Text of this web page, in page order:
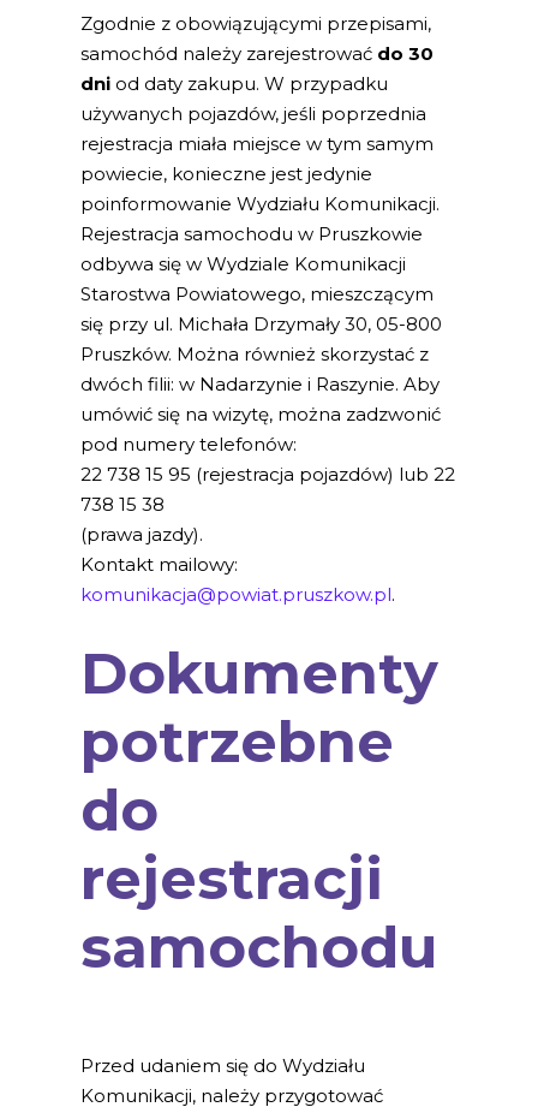
Zgodnie z obowiązującymi przepisami,
samochód należy zarejestrować do 30
dni od daty zakupu. W przypadku
używanych pojazdów, jeśli poprzednia
rejestracja miała miejsce w tym samym
powiecie, konieczne jest jedynie
poinformowanie Wydziału Komunikacji.
Rejestracja samochodu w Pruszkowie
odbywa się w Wydziale Komunikacji
Starostwa Powiatowego, mieszczącym
się przy ul. Michała Drzymały 30, 05-800
Pruszków. Można również skorzystać z
dwóch filii: w Nadarzynie i Raszynie. Aby
umówić się na wizytę, można zadzwonić
pod numery telefonów:
22 738 15 95 (rejestracja pojazdów) lub 22
738 15 38
(prawa jazdy).
Kontakt mailowy:
komunikacja@powiat.pruszkow.pl.
Dokumenty
potrzebne
do
rejestracji
samochodu
Przed udaniem się do Wydziału
Komunikacji, należy przygotować